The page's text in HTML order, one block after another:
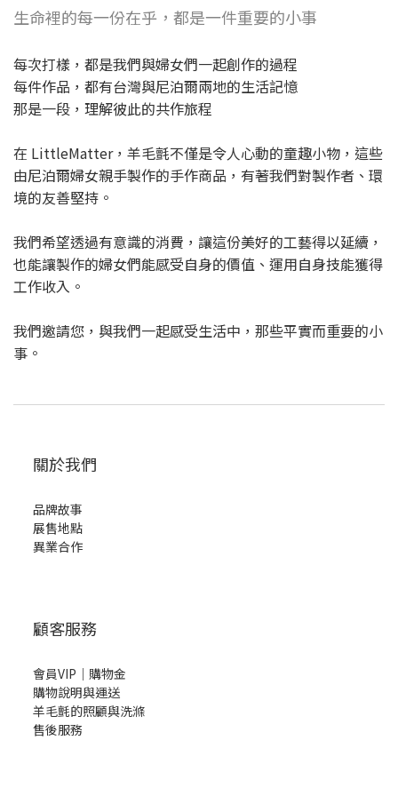
生命裡的每一份在乎，都是一件重要的小事
每次打樣，都是我們與婦女們一起創作的過程
每件作品，都有台灣與尼泊爾兩地的生活記憶
那是一段，理解彼此的共作旅程
在 LittleMatter，羊毛氈不僅是令人心動的童趣小物，這些
由尼泊爾婦女親手製作的手作商品，有著我們對製作者、環
境的友善堅持。
我們希望透過有意識的消費，讓這份美好的工藝得以延續，
也能讓製作的婦女們能感受自身的價值、運用自身技能獲得
工作收入。
我們邀請您，與我們一起感受生活中，那些平實而重要的小
事。
關於我們
品牌故事
展售地點
異業合作
顧客服務
會員VIP｜購物金
購物說明與運送
羊毛氈的照顧與洗滌
售後服務